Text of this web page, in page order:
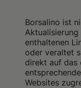
Borsalino ist
enthaltenen
oder veraltet
direkt auf das
Websites